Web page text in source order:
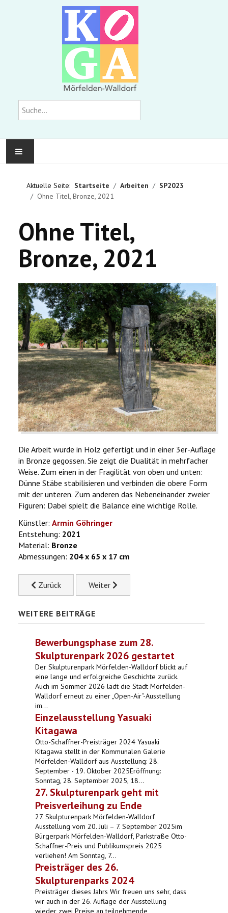
Suchen
AUSSTELLUNGEN
WIR ÜBER UNS
Aktuelle Seite: Startseite Arbeiten
SP2023
Ohne Titel, Bronze, 2021
Ohne Titel,
Bronze, 2021
Die Arbeit wurde in Holz gefertigt und in einer 3er-Auflage
in Bronze gegossen. Sie zeigt die Dualität in mehrfacher
Weise. Zum einen in der Fragilität von oben und unten:
Dünne Stäbe stabilisieren und verbinden die obere Form
mit der unteren. Zum anderen das Nebeneinander zweier
Figuren: Dabei spielt die Balance eine wichtige Rolle.
Künstler: Armin Göhringer
Entstehung: 2021
Material: Bronze
Abmessungen: 204 x 65 x 17 cm
Previous article: 9 große Quadrate II
Zurück Next article: Gewinkelt und Winkel-Turm
Weiter
WEITERE BEITRÄGE
Bewerbungsphase zum 28.
Skulpturenpark 2026 gestartet
Der Skulpturenpark Mörfelden-Walldorf blickt auf
eine lange und erfolgreiche Geschichte zurück.
Auch im Sommer 2026 lädt die Stadt Mörfelden-
Walldorf erneut zu einer „Open-Air“-Ausstellung
im...
Einzelausstellung Yasuaki
Kitagawa
Otto-Schaffner-Preisträger 2024 Yasuaki
Kitagawa stellt in der Kommunalen Galerie
Mörfelden-Walldorf aus Ausstellung: 28.
September - 19. Oktober 2025Eröffnung:
Sonntag, 28. September 2025, 18...
27. Skulpturenpark geht mit
Preisverleihung zu Ende
27. Skulpturenpark Mörfelden-Walldorf
Ausstellung vom 20. Juli – 7. September 2025im
Bürgerpark Mörfelden-Walldorf, Parkstraße Otto-
Schaffner-Preis und Publikumspreis 2025
verliehen! Am Sonntag, 7...
Preisträger des 26.
Skulpturenparks 2024
Preisträger dieses Jahrs Wir freuen uns sehr, dass
wir auch in der 26. Auflage der Ausstellung
wieder zwei Preise an teilnehmende